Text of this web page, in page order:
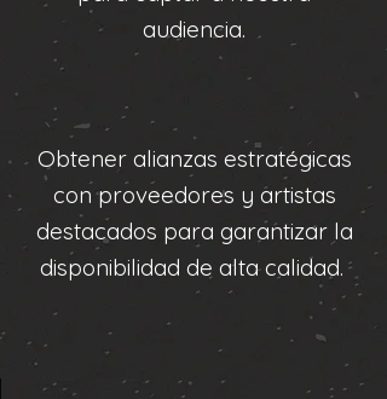
audiencia.
Obtener alianzas estratégicas
con proveedores y artistas
destacados para garantizar la
disponibilidad de alta calidad.